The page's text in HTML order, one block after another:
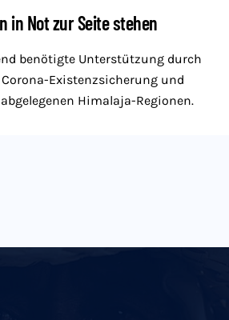
in Not zur Seite stehen
benötigte Unterstützung durch
Corona-Existenzsicherung und
Himalaja-Regionen.